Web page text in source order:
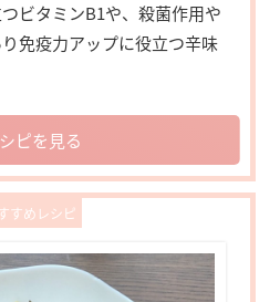
ビタミンB1や、殺菌作用や
免疫力アップに役立つ辛味
ピを見る
すめレシピ